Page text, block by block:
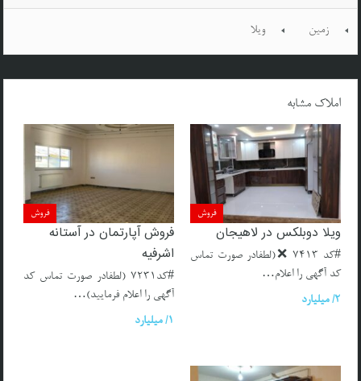
زمین ویلا
املاک مشابه
فروش
ویلا دوبلکس در لاهیجان
#کد 7413 ❌(لطفادر صورت تماس
کد آگهی را اعلام…
2/ میلیارد
فروش
فروش آپارتمان در آستانه
اشرفیه
#کد7231 (لطفادر صورت تماس کد
آگهی را اعلام فرمایید)…
1/ میلیارد